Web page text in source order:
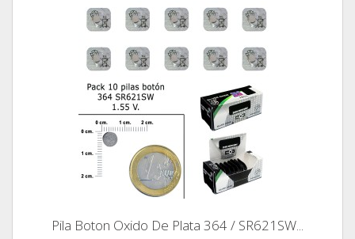
Pila Boton Oxido De Plata 364 / SR621SW...